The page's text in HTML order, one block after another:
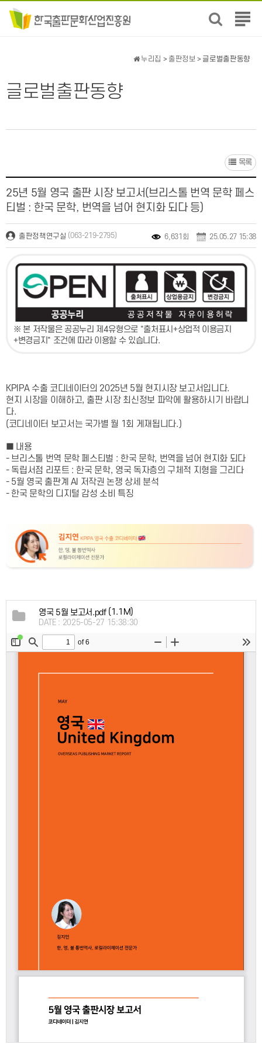
전
뉴
글로벌출판동향
누리집 > 출판정보 > 글로벌출판동향
목록
25년 5월 영국 출판 시장 보고서(브리스톨 번역 문학 페스
티벌 : 한국 문학, 번역을 넘어 현지화 되다 등)
출판정책연구실 (063-219-2795) 6,631회 25.05.27 15:38
※ 본 저작물은 공공누리 제4유형으로 "출처표시+상업적 이용금지
+변경금지" 조건에 따라 이용할 수 있습니다.
KPIPA 수출 코디네이터의 2025년 5월 현지시장 보고서입니다.
현지 시장을 이해하고, 출판 시장 최신정보 파악에 활용하시기 바랍니
다.
(코디네이터 보고서는 국가별 월 1회 게재됩니다.)
■ 내용
- 브리스톨 번역 문학 페스티벌 : 한국 문학, 번역을 넘어 현지화 되다
- 독립서점 리포트 : 한국 문학, 영국 독자층의 구체적 지형을 그리다
- 5월 영국 출판계 AI 저작권 논쟁 상세 분석
- 한국 문학의 디지털 감성 소비 특징
영국 5월 보고서.pdf(1.1M)
DATE : 2025-05-27 15:38:30